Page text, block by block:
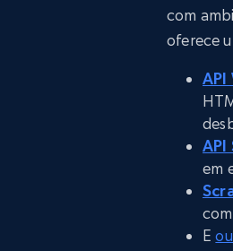
com
oferece
API
API
em
E